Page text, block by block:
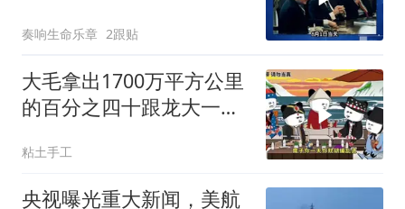
奏响生命乐章 2跟贴
大毛拿出1700万平方公里
的百分之四十跟龙大一起
粘土手工
央视曝光重大新闻，美航